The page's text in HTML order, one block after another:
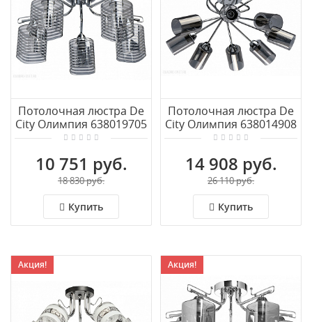
Потолочная люстра De
City Олимпия 638019705
10 751 руб.
18 830 руб.
Купить
Потолочная люстра De
City Олимпия 638014908
14 908 руб.
26 110 руб.
Купить
Акция! Акция!